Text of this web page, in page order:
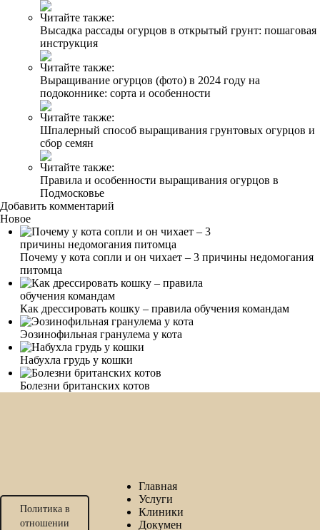
Читайте также:
Высадка рассады огурцов в открытый грунт: пошаговая
инструкция
Читайте также:
Выращивание огурцов (фото) в 2024 году на
подоконнике: сорта и особенности
Читайте также:
Шпалерный способ выращивания грунтовых огурцов и
сбор семян
Читайте также:
Правила и особенности выращивания огурцов в
Подмосковье
Добавить комментарий
Новое
Почему у кота сопли и он чихает – 3 причины недомогания
питомца
Как дрессировать кошку – правила обучения командам
Эозинофильная гранулема у кота
Набухла грудь у кошки
Болезни британских котов
Политика в
отношении
Главная
Услуги
Клиники
Докумен